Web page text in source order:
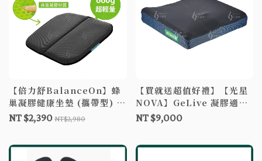
【倍力舒BalanceOn】蜂
巢凝膠健康坐墊 (攜帶型) 凝
膠坐墊 透氣坐墊 涼感坐墊
蜂巢坐墊
NT $2,390 NT$2,980
【買就送超值好禮】【光星
NOVA】GeLive 凝膠適型
座墊 16" 凝膠坐墊 輪椅座墊
C款補助
NT $9,000